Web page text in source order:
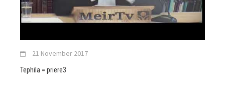
21 November 2017
Tephila = priere3